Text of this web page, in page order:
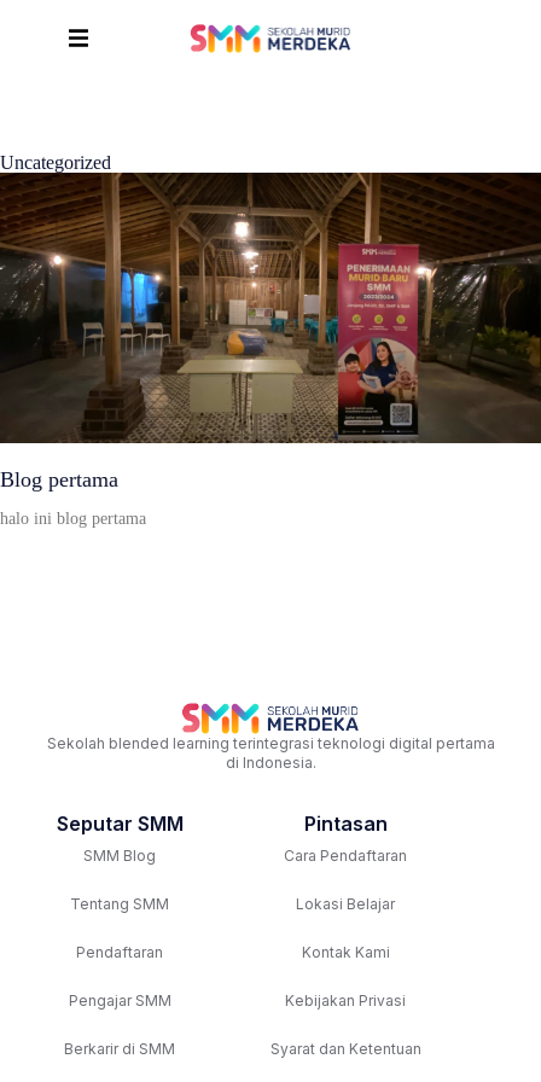
Uncategorized
Blog pertama
halo ini blog pertama
Sekolah blended learning terintegrasi teknologi digital pertama
di Indonesia.
Seputar SMM
SMM Blog
Tentang SMM
Pendaftaran
Pengajar SMM
Berkarir di SMM
Pintasan
Cara Pendaftaran
Lokasi Belajar
Kontak Kami
Kebijakan Privasi
Syarat dan Ketentuan